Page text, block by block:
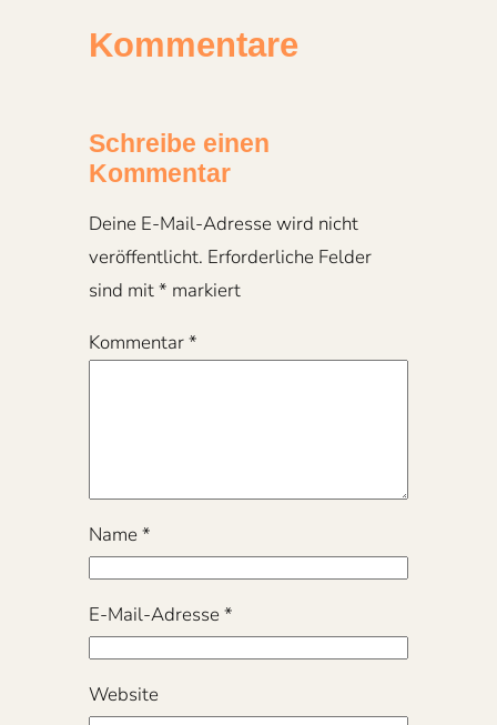
Kommentare
Schreibe einen
Kommentar
Deine E-Mail-Adresse wird nicht
veröffentlicht. Erforderliche Felder
sind mit* markiert
Kommentar*
Name*
E-Mail-Adresse*
Website